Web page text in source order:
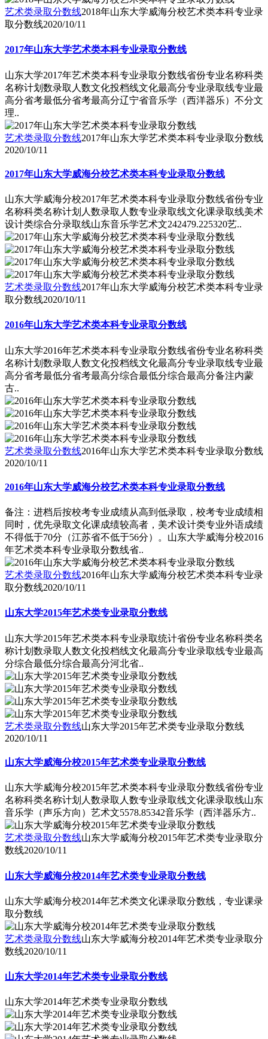
艺术类录取分数线2018年山东大学威海分校艺术类本科专业录
取分数线2020/10/11
2017年山东大学艺术类本科专业录取分数线
山东大学2017年艺术类本科专业录取分数线省份专业名称科类
名称计划数录取人数文化投档线文化最高分专业录取线专业最
高分省考最低分省考最高分辽宁省音乐学（西洋器乐）不分文
理..
艺术类录取分数线2017年山东大学艺术类本科专业录取分数线
2020/10/11
2017年山东大学威海分校艺术类本科专业录取分数线
山东大学威海分校2017年艺术类本科专业录取分数线省份专业
名称科类名称计划人数录取人数专业录取线文化课录取线美术
设计类综合分录取线山东音乐学艺术文242479.225320艺..
艺术类录取分数线2017年山东大学威海分校艺术类本科专业录
取分数线2020/10/11
2016年山东大学艺术类本科专业录取分数线
山东大学2016年艺术类本科专业录取分数线省份专业名称科类
名称计划数录取人数文化投档线文化最高分专业录取线专业最
高分省考最低分省考最高分综合最低分综合最高分备注内蒙
古..
艺术类录取分数线2016年山东大学艺术类本科专业录取分数线
2020/10/11
2016年山东大学威海分校艺术类本科专业录取分数线
备注：进档后按校考专业成绩从高到低录取，校考专业成绩相
同时，优先录取文化课成绩较高者，美术设计类专业外语成绩
不得低于70分（江苏省不低于56分）。山东大学威海分校2016
年艺术类本科专业录取分数线省..
艺术类录取分数线2016年山东大学威海分校艺术类本科专业录
取分数线2020/10/11
山东大学2015年艺术类专业录取分数线
山东大学2015年艺术类本科专业录取统计省份专业名称科类名
称计划数录取人数文化投档线文化最高分专业录取线专业最高
分综合最低分综合最高分河北省..
艺术类录取分数线山东大学2015年艺术类专业录取分数线
2020/10/11
山东大学威海分校2015年艺术类专业录取分数线
山东大学威海分校2015年艺术类本科专业录取分数线省份专业
名称科类名称计划人数录取人数专业录取线文化课录取线山东
音乐学（声乐方向）艺术文5578.85342音乐学（西洋器乐方..
艺术类录取分数线山东大学威海分校2015年艺术类专业录取分
数线2020/10/11
山东大学威海分校2014年艺术类专业录取分数线
山东大学威海分校2014年艺术类文化课录取分数线，专业课录
取分数线
艺术类录取分数线山东大学威海分校2014年艺术类专业录取分
数线2020/10/11
山东大学2014年艺术类专业录取分数线
山东大学2014年艺术类专业录取分数线